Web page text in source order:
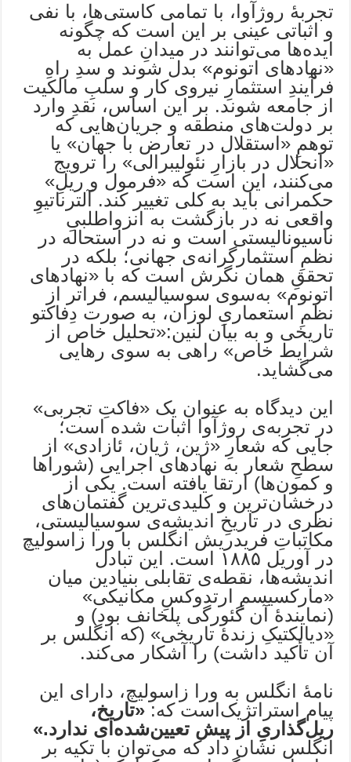
تجربهٔ روژآوا، با تمامی کاستی‌ها، با نفی
و اثباتی عینی بر این است که چگونه
ایده‌ها می‌توانند در میدانِ عمل به
«نهادهای اتونوم» بدل شوند و سدِ راهِ
فرآیندِ استثمارِ نیروی کار و سلبِ مالکیت
از جامعه شوند. بر این اساس، نقدِ وارد
بر دولت‌های منطقه و جریان‌هایی که
توهمِ «استقلال در تعارض با جهان» یا
«انحلال در بازارِ نئولیبرالی» را ترویج
می‌کنند، این است که «فرمول و ریلِ»
حکمرانی باید به کلی تغییر کند. آلترناتیوِ
واقعی نه در بازگشت به انزواطلبیِ
ناسیونالیستی است و نه در استحاله در
نظمِ استثمارگرانه‌ی جهانی؛ بلکه در
تحققِ همان نگرش است که با «نهادهای
اتونوم» به‌سوی سوسیالیسم، فراتر از
نظمِ استعماریِ لوزان، به صورت دِفاکتو
تاریخی و به بیان لنین:«تحلیل خاص از
شرایط خاص» راهی به سوی رهایی
می‌گشاید.
این دیدگاه به عنوان یک «فاکتِ تجربی»
در تجربه‌ی روژآوا اثبات شده است؛
جایی که شعارِ «ژین، ژیان، ئازادی» از
سطحِ شعار به نهادهای اجرایی (شوراها
و کمون‌ها) ارتقا یافته است. یکی از
درخشان‌ترین و کلیدی‌ترین گفتمان‌های
نظری در تاریخِ اندیشه‌ی سوسیالیستی،
مکاتباتِ فریدریش انگلس با ورا زاسولیچ
در آوریل ۱۸۸۵ است. این تبادل
اندیشه‌ها، نقطه‌ی تقابلی بنیادین میان
«مارکسیسمِ ارتدوکسِ مکانیکی»
(نمایندهٔ آن گئورگی پلخانف بود) و
«دیالکتیکِ زندهٔ تاریخی» (که انگلس بر
آن تأکید داشت) را آشکار می‌کند.
نامهٔ انگلس به ورا زاسولیچ، دارای این
پیام استراتژیک‌است که:«تاریخ،
ریل‌گذاریِ از پیش تعیین‌شده‌ای ندارد.
»
انگلس نشان داد که می‌توان با تکیه بر